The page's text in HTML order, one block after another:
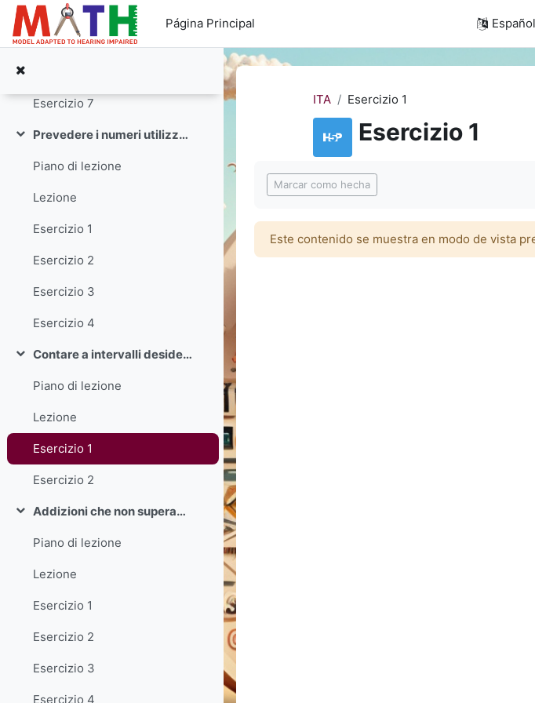
Salta al contenido principal
Página Principal
Esercizio 4
Esercizio 5
Esercizio 7
Colapsar Prevedere i numeri utilizzando modelli
Piano di lezione
Lezione
Esercizio 1
Esercizio 2
Esercizio 3
Esercizio 4
Colapsar Contare a intervalli desiderati
Piano di lezione
Lezione
Esercizio 1
Esercizio 2
Colapsar Addizioni che non superano il 30
Piano di lezione
Lezione
Esercizio 1
Esercizio 2
Esercizio 3
Esercizio 4
ITA Esercizio 1
Esercizio 1
Marcar como hecha
Este contenido se muestra en modo de vista